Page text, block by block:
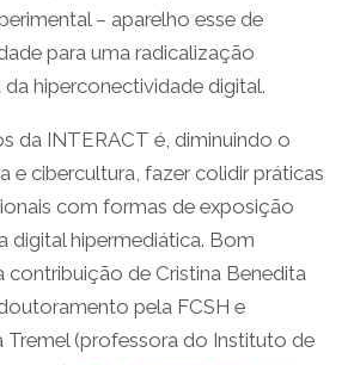
– aparelho esse de
para uma radicalização
hiperconectividade digital.
da INTERACT é, diminuindo o
e cibercultura, fazer colidir práticas
com formas de exposição
digital hipermediática. Bom
contribuição de Cristina Benedita
pela FCSH e
Tremel (professora do Instituto de